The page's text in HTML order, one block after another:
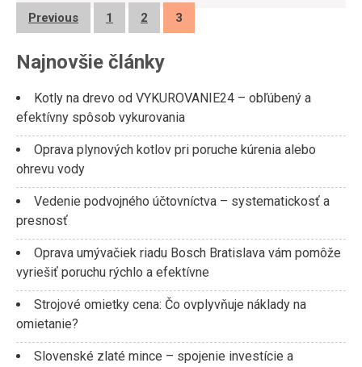
Posts
Previous 1 2 3
Najnovšie články
Kotly na drevo od VYKUROVANIE24 – obľúbený a
efektívny spôsob vykurovania
Oprava plynových kotlov pri poruche kúrenia alebo
ohrevu vody
Vedenie podvojného účtovníctva – systematickosť a
presnosť
Oprava umývačiek riadu Bosch Bratislava vám pomôže
vyriešiť poruchu rýchlo a efektívne
Strojové omietky cena: Čo ovplyvňuje náklady na
omietanie?
Slovenské zlaté mince – spojenie investície a